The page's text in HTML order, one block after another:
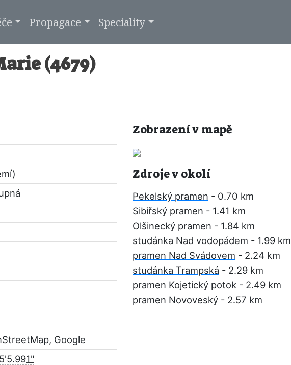
Propagace Speciality
(4679)
, Google
Zobrazení v mapě
Zdroje v okolí
Pekelský pramen - 0.70 km
Sibiřský pramen - 1.41 km
Olšinecký pramen - 1.84 km
studánka Nad vodopádem - 1.99 km
pramen Nad Svádovem - 2.24 km
studánka Trampská - 2.29 km
pramen Kojetický potok - 2.49 km
pramen Novoveský - 2.57 km